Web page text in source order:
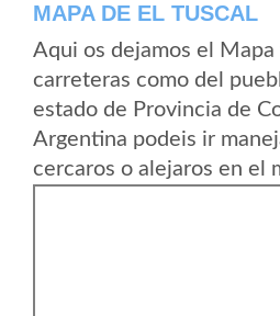
MAPA DE EL TUSCAL
Aqui os dejamos el
carreteras como del
estado de Provincia de
Argentina podeis ir
cercaros o alejaros en el